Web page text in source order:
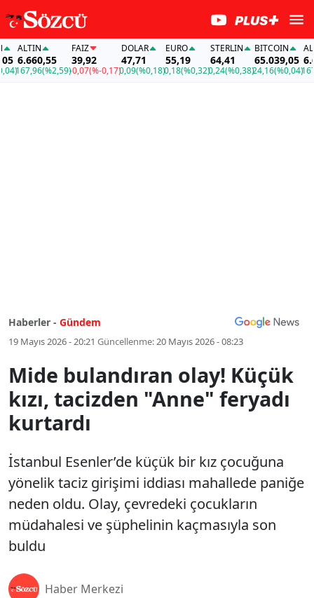
ALTIN
6.660,55
167,96(%2,59)
FAİZ
39,92
-0,07(%-0,17)
DOLAR
47,71
0,09(%0,18)
EURO
55,19
0,18(%0,32)
STERLIN
64,41
0,24(%0,38)
BITCOIN
65.039,05
24,16(%0,04)
Haberler - Gündem
19 Mayıs 2026 - 20:21 Güncellenme:20 Mayıs 2026 - 08:23
Mide bulandıran olay! Küçük
kızı, tacizden "Anne" feryadı
kurtardı
İstanbul Esenler’de küçük bir kız çocuğuna
yönelik taciz girişimi iddiası mahallede paniğe
neden oldu. Olay, çevredeki çocukların
müdahalesi ve şüphelinin kaçmasıyla son
buldu
Haber Merkezi